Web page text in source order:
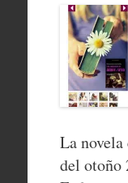
La novela
del otoño